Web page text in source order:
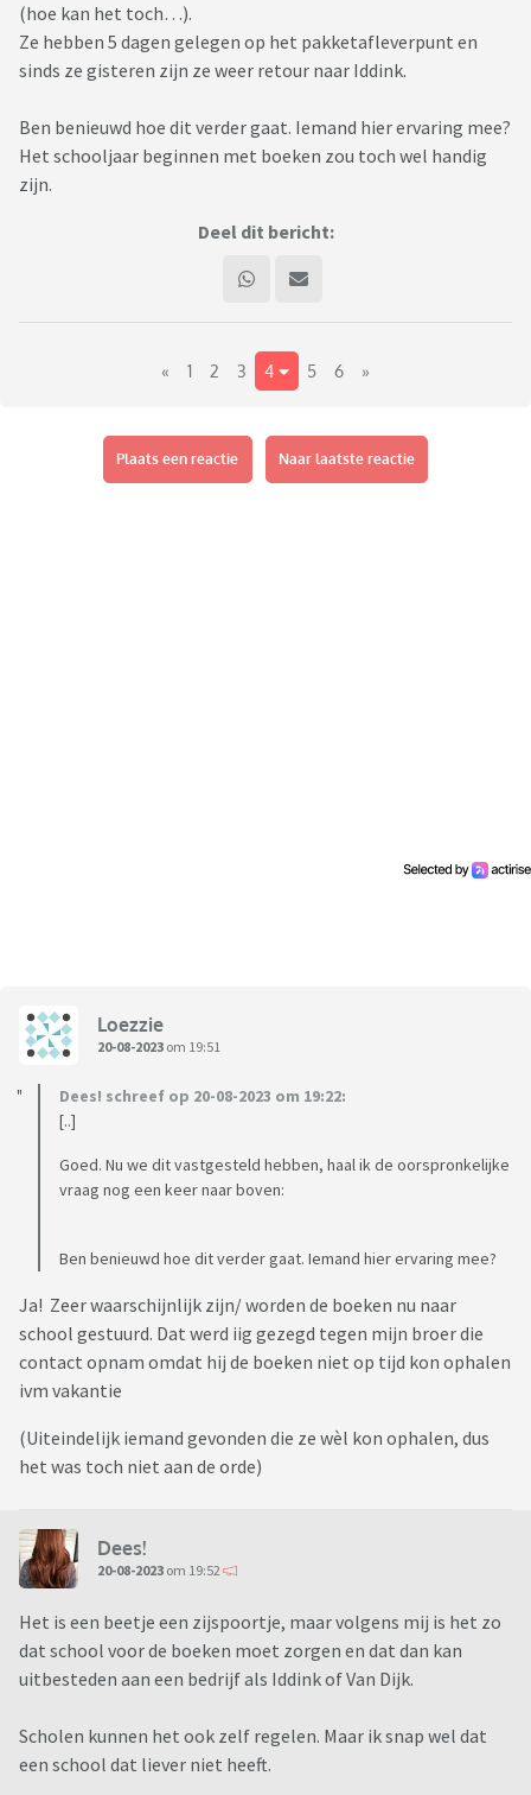
(hoe kan het toch…).
Ze hebben 5 dagen gelegen op het pakketafleverpunt en
sinds ze gisteren zijn ze weer retour naar Iddink.
Ben benieuwd hoe dit verder gaat. Iemand hier ervaring mee?
Het schooljaar beginnen met boeken zou toch wel handig
zijn.
Deel dit bericht:
« 1 2 3 4 5 6 »
Plaats een reactie Naar laatste reactie
Loezzie
20-08-2023 om 19:51
Dees! schreef op 20-08-2023 om 19:22:
[..]
Goed. Nu we dit vastgesteld hebben, haal ik de oorspronkelijke
vraag nog een keer naar boven:
Ben benieuwd hoe dit verder gaat. Iemand hier ervaring mee?
Ja! Zeer waarschijnlijk zijn/ worden de boeken nu naar
school gestuurd. Dat werd iig gezegd tegen mijn broer die
contact opnam omdat hij de boeken niet op tijd kon ophalen
ivm vakantie
(Uiteindelijk iemand gevonden die ze wèl kon ophalen, dus
het was toch niet aan de orde)
Dees!
20-08-2023 om 19:52
Het is een beetje een zijspoortje, maar volgens mij is het zo
dat school voor de boeken moet zorgen en dat dan kan
uitbesteden aan een bedrijf als Iddink of Van Dijk.
Scholen kunnen het ook zelf regelen. Maar ik snap wel dat
een school dat liever niet heeft.